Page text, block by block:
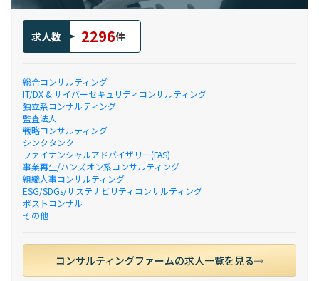
求人数 2296件
総合コンサルティング
IT/DX & サイバーセキュリティコンサルティング
独立系コンサルティング
監査法人
戦略コンサルティング
シンクタンク
ファイナンシャルアドバイザリー(FAS)
事業再生/ハンズオン系コンサルティング
組織人事コンサルティング
ESG/SDGs/サステナビリティコンサルティング
ポストコンサル
その他
コンサルティングファームの求人一覧を見る